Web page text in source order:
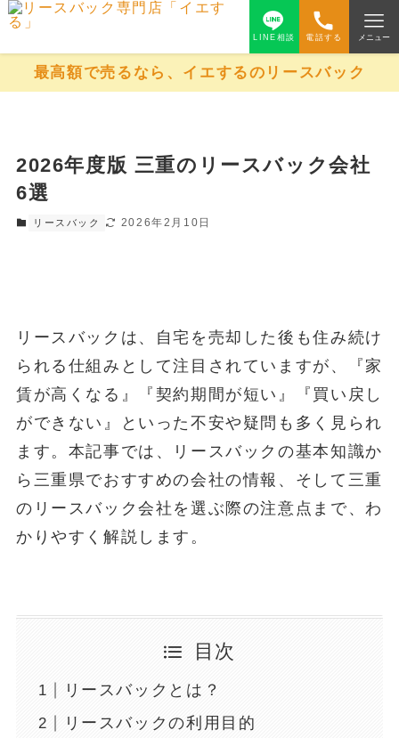
LINE相談 電話する メニュー
最高額で売るなら、イエするのリースバック
2026年度版 三重のリースバック会社
6選
リースバック 2026年2月10日
リースバックは、自宅を売却した後も住み続け
られる仕組みとして注目されていますが、『家
賃が高くなる』『契約期間が短い』『買い戻し
ができない』といった不安や疑問も多く見られ
ます。本記事では、リースバックの基本知識か
ら三重県でおすすめの会社の情報、そして三重
のリースバック会社を選ぶ際の注意点まで、わ
かりやすく解説します。
目次
リースバックとは？
リースバックの利用目的